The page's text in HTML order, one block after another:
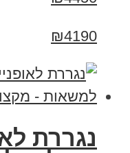
₪4190
נגררת